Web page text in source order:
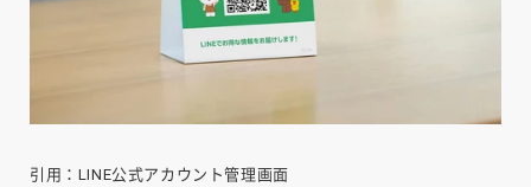
引用：LINE公式アカウント管理画面